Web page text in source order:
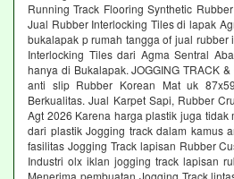
Running Track Flooring Synthetic
Jual Rubber Interlocking Tiles di lapak
bukalapak p rumah tangga of jual
Interlocking Tiles dari Agma Sentral
hanya di Bukalapak. JOGGING TRACK
anti slip Rubber Korean Mat uk
Berkualitas. Jual Karpet Sapi, Rubber
Agt 2026 Karena harga plastik juga tidak
dari plastik Jogging track dalam kamus
fasilitas Jogging Track lapisan Rubber
Industri olx iklan jogging track lapisan